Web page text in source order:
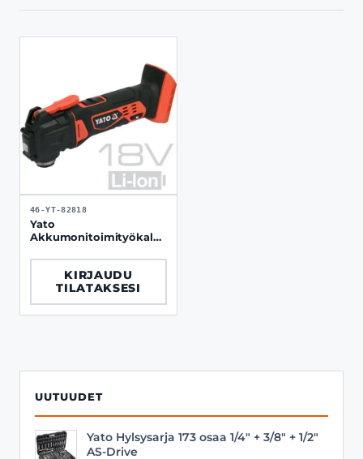
UUTUUDET
Yato Hylsysarja 173 osaa 1/4" + 3/8" + 1/2"
AS-Drive
46-YT-82818
Yato
Akkumonitoimityökalu
laturi sarja
KIRJAUDU
TILATAKSESI